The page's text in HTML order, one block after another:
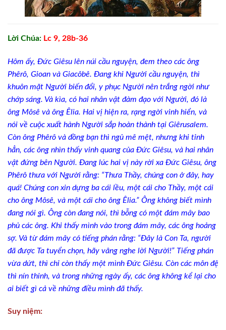
Lời Chúa: Lc 9, 28b-36
Hôm ấy, Ðức Giêsu lên núi cầu nguyện, đem theo các ông
Phêrô, Gioan và Giacôbê. Ðang khi Người cầu nguyện, thì
khuôn mặt Người biến đổi, y phục Người nên trắng ngời như
chớp sáng. Và kìa, có hai nhân vật đàm đạo với Người, đó là
ông Môsê và ông Êlia. Hai vị hiện ra, rạng ngời vinh hiển, và
nói về cuộc xuất hành Người sắp hoàn thành tại Giêrusalem.
Còn ông Phêrô và đồng bạn thì ngủ mê mệt, nhưng khi tỉnh
hẳn, các ông nhìn thấy vinh quang của Ðức Giêsu, và hai nhân
vật đứng bên Người. Ðang lúc hai vị này rời xa Ðức Giêsu, ông
Phêrô thưa với Người rằng: “Thưa Thầy, chúng con ở đây, hay
quá! Chúng con xin dựng ba cái lều, một cái cho Thầy, một cái
cho ông Môsê, và một cái cho ông Êlia.” Ông không biết mình
đang nói gì. Ông còn đang nói, thì bỗng có một đám mây bao
phủ các ông. Khi thấy mình vào trong đám mây, các ông hoảng
sợ. Và từ đám mây có tiếng phán rằng: “Ðây là Con Ta, người
đã được Ta tuyển chọn, hãy vâng nghe lời Người!” Tiếng phán
vừa dứt, thì chỉ còn thấy một mình Ðức Giêsu. Còn các môn đệ
thì nín thinh, và trong những ngày ấy, các ông không kể lại cho
ai biết gì cả về những điều mình đã thấy.
Suy niệm: